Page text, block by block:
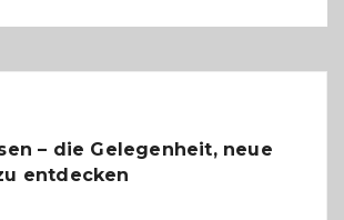
– die Gelegenheit, neue
entdecken